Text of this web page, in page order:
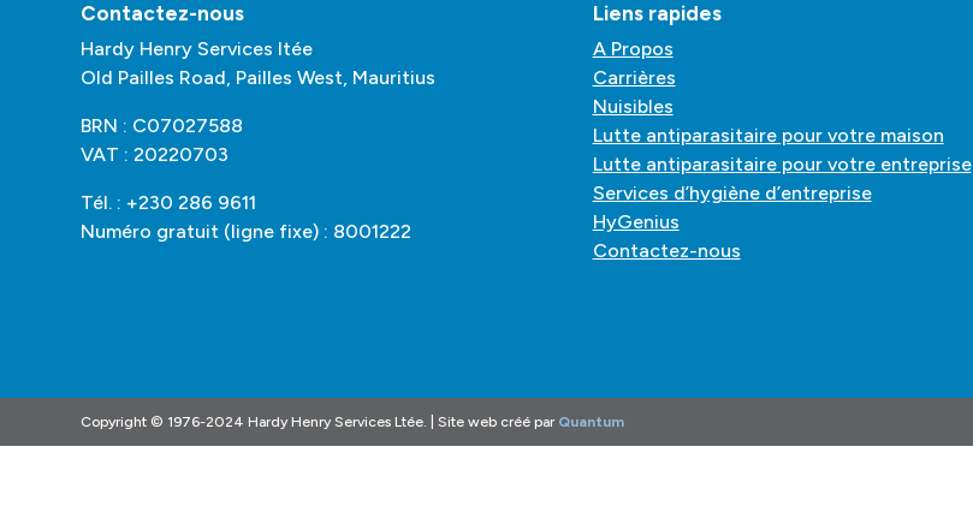
Contactez-nous
Hardy Henry Services ltée
Old Pailles Road, Pailles West, Mauritius
BRN : C07027588
VAT : 20220703
Tél. : +230 286 9611
Numéro gratuit (ligne fixe) : 8001222
Liens rapides
A Propos
Carrières
Nuisibles
Lutte antiparasitaire pour votre maison
Lutte antiparasitaire pour votre entreprise
Services d’hygiène d’entreprise
HyGenius
Contactez-nous
Copyright © 1976-2024 Hardy Henry Services Ltée. | Site web créé par Quantum